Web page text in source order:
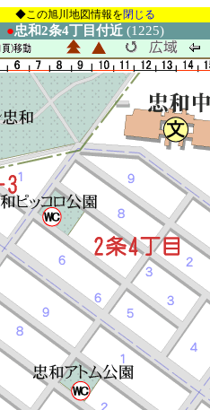
◆この旭川地図情報を閉じる
●忠和2条4丁目付近 (1225)